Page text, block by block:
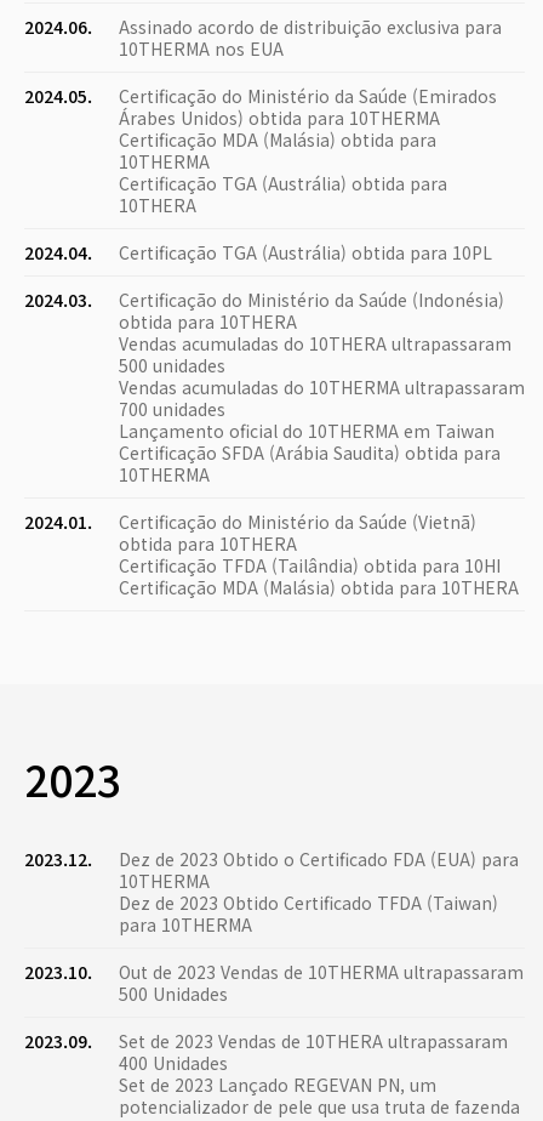
2024.06.
Assinado acordo de distribuição exclusiva para
10THERMA nos EUA
2024.05.
Certificação do Ministério da Saúde (Emirados
Árabes Unidos) obtida para 10THERMA
Certificação MDA (Malásia) obtida para
10THERMA
Certificação TGA (Austrália) obtida para
10THERA
2024.04.
Certificação TGA (Austrália) obtida para 10PL
2024.03.
Certificação do Ministério da Saúde (Indonésia)
obtida para 10THERA
Vendas acumuladas do 10THERA ultrapassaram
500 unidades
Vendas acumuladas do 10THERMA ultrapassaram
700 unidades
Lançamento oficial do 10THERMA em Taiwan
Certificação SFDA (Arábia Saudita) obtida para
10THERMA
2024.01.
Certificação do Ministério da Saúde (Vietnã)
obtida para 10THERA
Certificação TFDA (Tailândia) obtida para 10HI
Certificação MDA (Malásia) obtida para 10THERA
2023
2023.12.
Dez de 2023 Obtido o Certificado FDA (EUA) para
10THERMA
Dez de 2023 Obtido Certificado TFDA (Taiwan)
para 10THERMA
2023.10.
Out de 2023 Vendas de 10THERMA ultrapassaram
500 Unidades
2023.09.
Set de 2023 Vendas de 10THERA ultrapassaram
400 Unidades
Set de 2023 Lançado REGEVAN PN, um
potencializador de pele que usa truta de fazenda